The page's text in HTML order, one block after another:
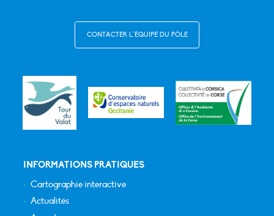
CONTACTER L’ÉQUIPE DU PÔLE
INFORMATIONS PRATIQUES
Cartographie interactive
Actualités